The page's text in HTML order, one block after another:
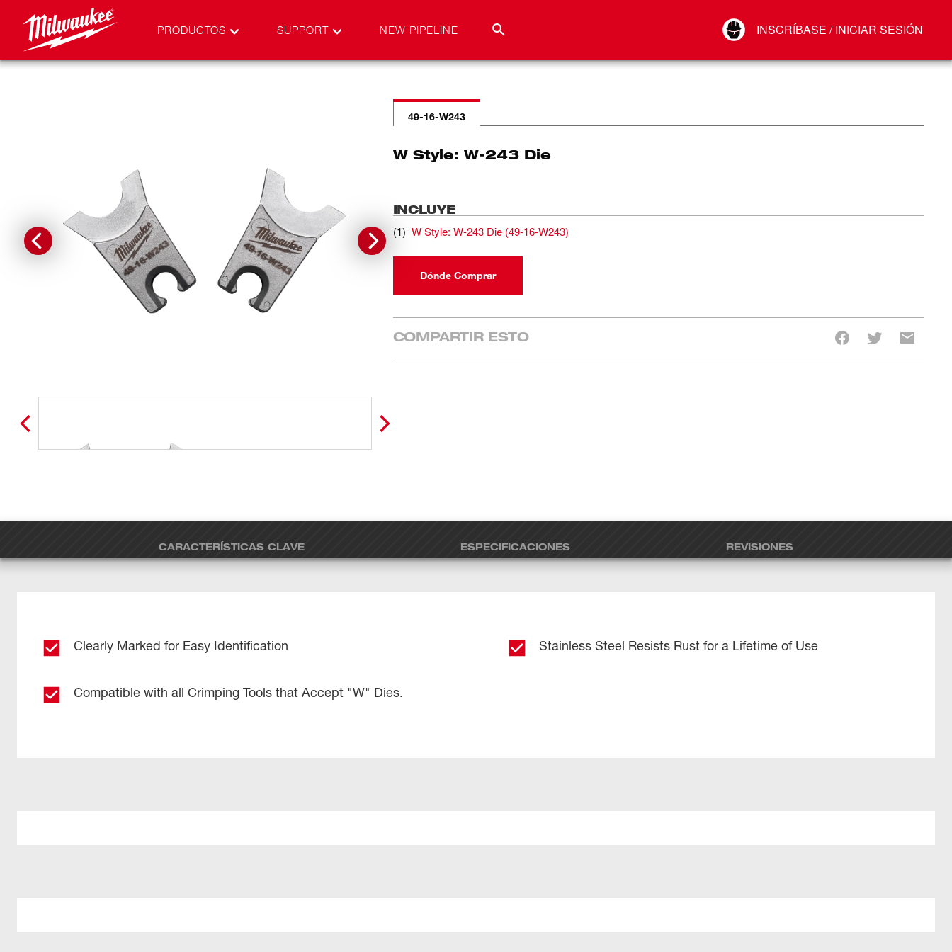
PRODUCTOS SUPPORT NEW PIPELINE INSCRÍBASE / INICIAR SESIÓN
Conectar
49-16-W243
W Style: W-243 Die
INCLUYE
(1) W Style: W-243 Die (49-16-W243)
Dónde Comprar
COMPARTIR ESTO
CARACTERÍSTICAS CLAVE ESPECIFICACIONES REVISIONES
Clearly Marked for Easy Identification Stainless Steel Resists Rust for a Lifetime of Use
Compatible with all Crimping Tools that Accept "W" Dies.